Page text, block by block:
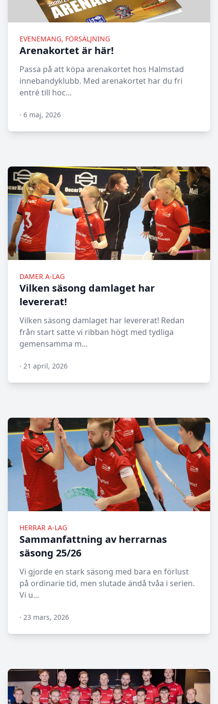
EVENEMANG, FÖRSÄLJNING
Arenakortet är här!
Passa på att köpa arenakortet hos Halmstad
innebandyklubb. Med arenakortet har du fri
entré till hoc...
N/A
· 6 maj, 2026
DAMER A-LAG
Vilken säsong damlaget har
levererat!
Vilken säsong damlaget har levererat! Redan
från start satte vi ribban högt med tydliga
gemensamma m...
N/A
· 21 april, 2026
HERRAR A-LAG
Sammanfattning av herrarnas
säsong 25/26
Vi gjorde en stark säsong med bara en förlust
på ordinarie tid, men slutade ändå tvåa i serien.
Vi u...
N/A
· 23 mars, 2026